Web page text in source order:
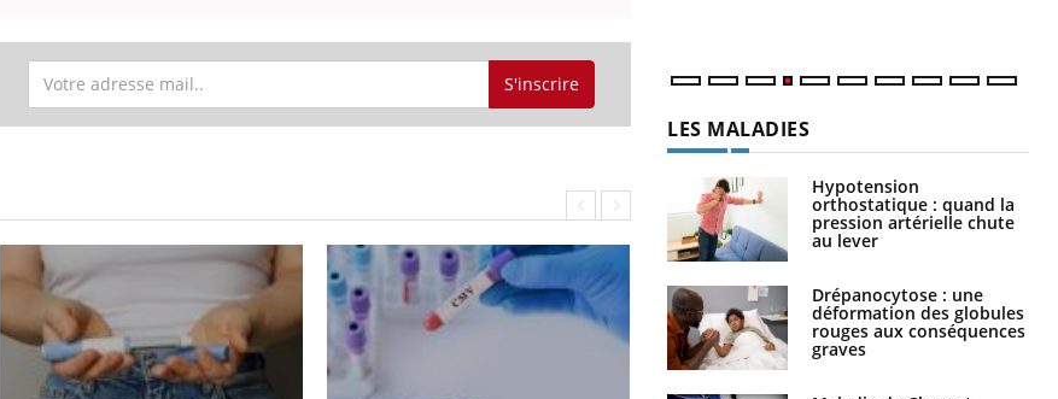
S'inscrire
LES MALADIES
Hypotension
orthostatique : quand la
pression artérielle chute
au lever
Drépanocytose : une
déformation des globules
rouges aux conséquences
graves